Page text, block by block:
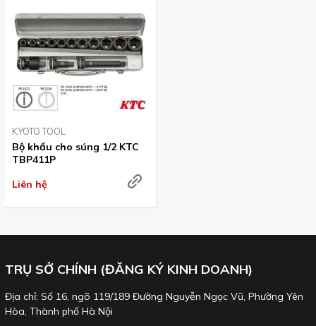
Chi tiết các cỡ đầu khẩu KTC dòng BP4 loại 1/2 inch
cạnh
Chiều dài đầu khẩu dòng BP4 là từ 33 đến 48mm, vòng ring giữ có
KYOTO TOOL
Bộ khẩu cho súng 1/2 KTC
TBP411P
Liên hệ
TRỤ SỞ CHÍNH (ĐĂNG KÝ KINH DOANH)
Địa chỉ: Số 16, ngõ 119/189 Đường Nguyễn Ngọc Vũ, Phường Yên
Hòa, Thành phố Hà Nội